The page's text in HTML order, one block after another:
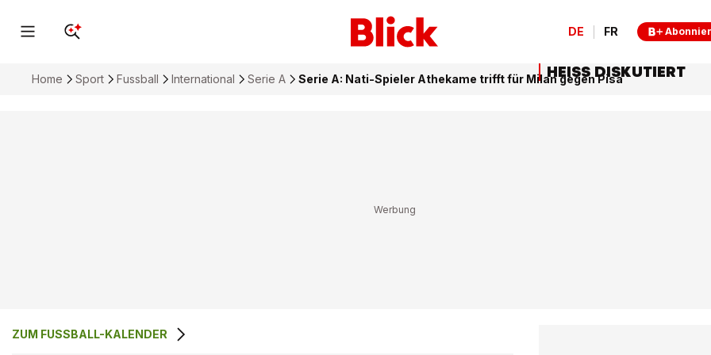
DE FR
Home Sport Fussball International Serie A Serie A: Nati-Spieler Athekame trifft für Milan gegen Pisa
ZUM FUSSBALL-KALENDER
HEISS DISKUTIERT